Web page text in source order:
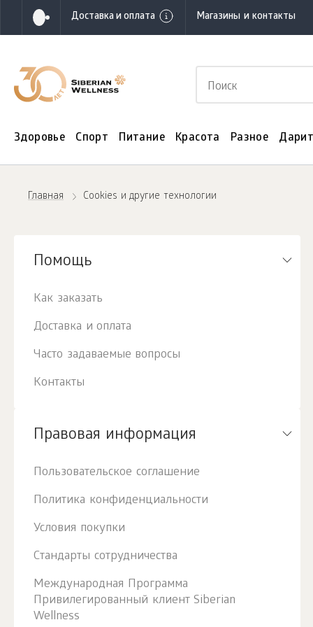
Доставка и оплата Магазины и контакты
Здоровье Спорт Питание Красота Разное
Главная Cookies и другие технологии
Помощь
Как заказать
Доставка и оплата
Часто задаваемые вопросы
Контакты
Правовая информация
Пользовательское соглашение
Политика конфиденциальности
Условия покупки
Стандарты сотрудничества
Международная Программа
Привилегированный клиент Siberian
Wellness